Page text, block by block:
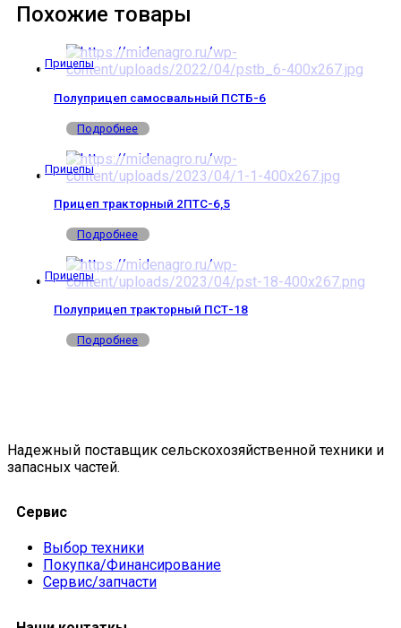
Похожие товары
Прицепы
Полуприцеп самосвальный ПСТБ-6
Подробнее
Прицепы
Прицеп тракторный 2ПТС-6,5
Подробнее
Прицепы
Полуприцеп тракторный ПСТ-18
Подробнее
Надежный поставщик сельскохозяйственной техники и
запасных частей.
Сервис
Выбор техники
Покупка/Финансирование
Сервис/запчасти